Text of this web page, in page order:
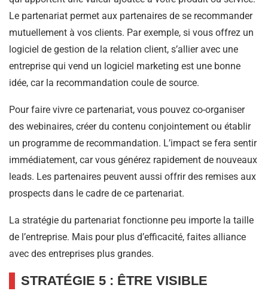
Le partenariat permet aux partenaires de se recommander
mutuellement à vos clients. Par exemple, si vous offrez un
logiciel de gestion de la relation client, s’allier avec une
entreprise qui vend un logiciel marketing est une bonne
idée, car la recommandation coule de source.
Pour faire vivre ce partenariat, vous pouvez co-organiser
des webinaires, créer du contenu conjointement ou établir
un programme de recommandation. L’impact se fera sentir
immédiatement, car vous générez rapidement de nouveaux
leads. Les partenaires peuvent aussi offrir des remises aux
prospects dans le cadre de ce partenariat.
La stratégie du partenariat fonctionne peu importe la taille
de l’entreprise. Mais pour plus d’efficacité, faites alliance
avec des entreprises plus grandes.
STRATÉGIE 5 : ÊTRE VISIBLE